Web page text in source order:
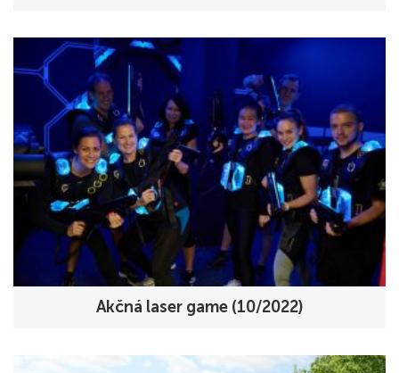
Akčná laser game (10/2022)